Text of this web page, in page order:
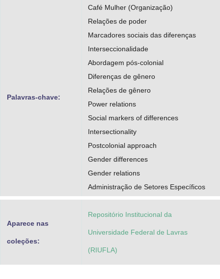
Palavras-chave:
Café Mulher (Organização)
Relações de poder
Marcadores sociais das diferenças
Interseccionalidade
Abordagem pós-colonial
Diferenças de gênero
Relações de gênero
Power relations
Social markers of differences
Intersectionality
Postcolonial approach
Gender differences
Gender relations
Administração de Setores Específicos
Aparece nas
coleções:
Repositório Institucional da
Universidade Federal de Lavras
(RIUFLA)